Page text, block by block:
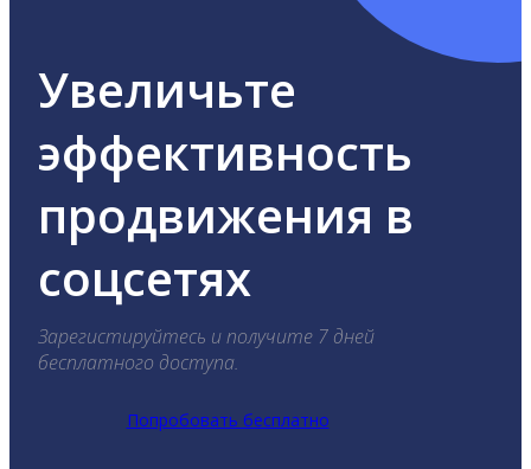
Увеличьте
эффективность
продвижения в
соцсетях
Зарегистируйтесь и получите 7 дней
бесплатного доступа.
Попробовать бесплатно